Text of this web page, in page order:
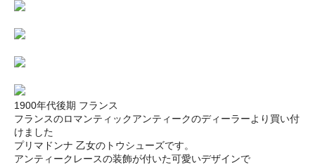
1900年代後期 フランス
フランスのロマンティックアンティークのディーラーより買い付
けました
プリマドンナ 乙女のトウシューズです。
アンティークレースの装飾が付いた可愛いデザインで